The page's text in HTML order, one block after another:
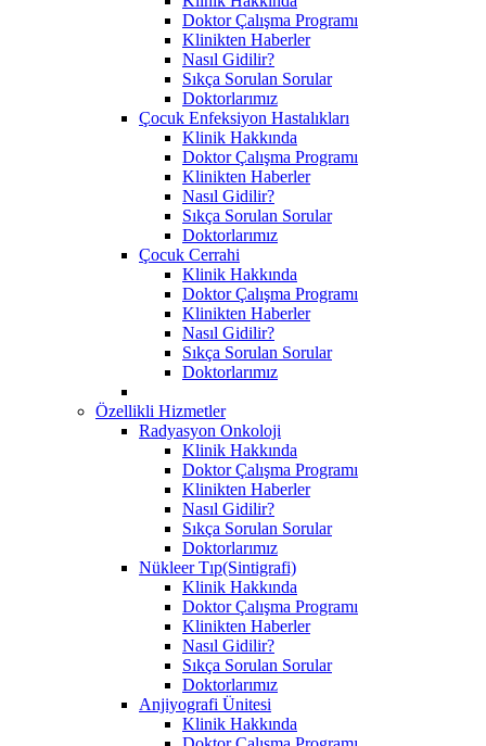
Doktor Çalışma Programı
Klinikten Haberler
Nasıl Gidilir?
Sıkça Sorulan Sorular
Doktorlarımız
Çocuk Enfeksiyon Hastalıkları
Klinik Hakkında
Doktor Çalışma Programı
Klinikten Haberler
Nasıl Gidilir?
Sıkça Sorulan Sorular
Doktorlarımız
Çocuk Cerrahi
Klinik Hakkında
Doktor Çalışma Programı
Klinikten Haberler
Nasıl Gidilir?
Sıkça Sorulan Sorular
Doktorlarımız
Özellikli Hizmetler
Radyasyon Onkoloji
Klinik Hakkında
Doktor Çalışma Programı
Klinikten Haberler
Nasıl Gidilir?
Sıkça Sorulan Sorular
Doktorlarımız
Nükleer Tıp(Sintigrafi)
Klinik Hakkında
Doktor Çalışma Programı
Klinikten Haberler
Nasıl Gidilir?
Sıkça Sorulan Sorular
Doktorlarımız
Anjiyografi Ünitesi
Klinik Hakkında